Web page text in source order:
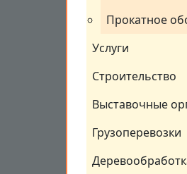
Прокатное
Услуги
Строительство
Выставочные
Грузоперевозки